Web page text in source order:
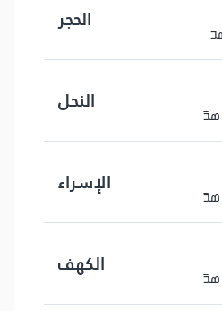
الحجر
النحل
الإسراء
الكهف